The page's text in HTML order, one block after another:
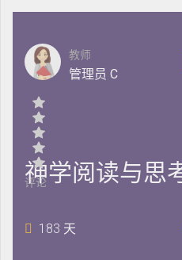
教师
管理员 C
评论
神学阅读与思
183 天